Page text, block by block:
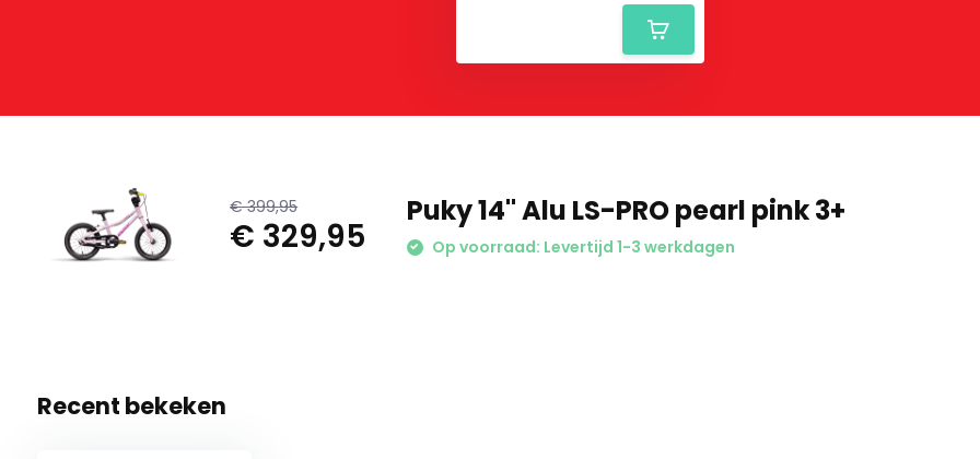
€ 399,95
€ 329,95
Puky 14" Alu LS-PRO pearl pink 3+
Op voorraad: Levertijd 1-3 werkdagen
Recent bekeken